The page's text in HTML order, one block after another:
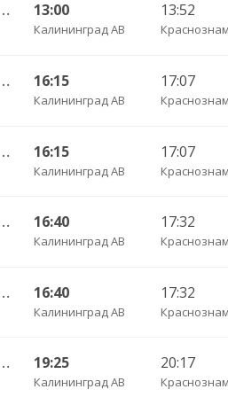
г. ч/з Стрельня п., Долгоруково п. 13:00
Калининград АВ
13:52
г. ч/з Стрельня п., Долгоруково п. 16:15
Калининград АВ
17:07
г. ч/з Стрельня п., Долгоруково п. 16:15
Калининград АВ
17:07
г. ч/з Стрельня п., Долгоруково п. 16:40
Калининград АВ
17:32
г. ч/з Стрельня п., Долгоруково п. 16:40
Калининград АВ
17:32
г. ч/з Стрельня п., Долгоруково п. 19:25
Калининград АВ
20:17